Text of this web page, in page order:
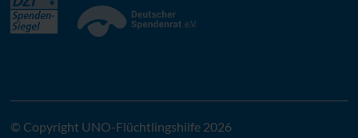
© Copyright UNO-Flüchtlingshilfe 2026